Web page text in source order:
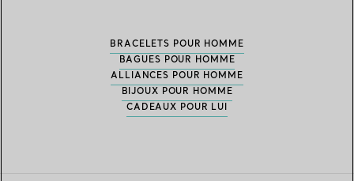
BRACELETS POUR HOMME
BAGUES POUR HOMME
ALLIANCES POUR HOMME
BIJOUX POUR HOMME
CADEAUX POUR LUI